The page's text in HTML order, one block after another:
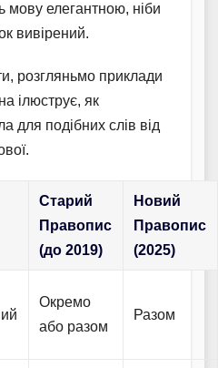
мову елегантною, ніби
вивірений.
розгляньмо приклади
ілюструє, як
для подібних слів від
Старий
Правопис
(до 2019)
Новий
Правопис
(2025)
Окремо
або разом
Разом